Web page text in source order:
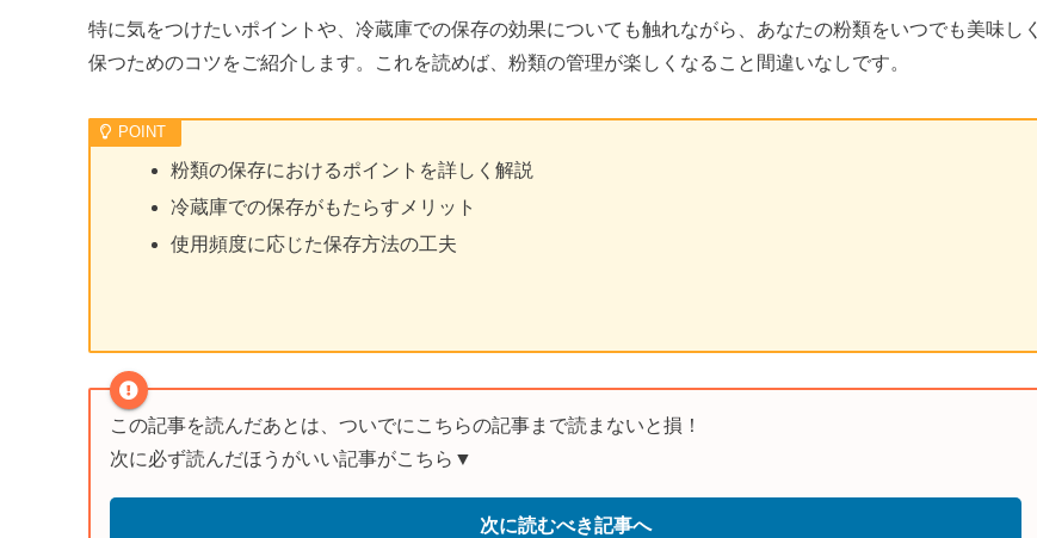
特に気をつけたいポイントや、冷蔵庫での保存の効果についても触れながら、あなたの粉類をいつでも美味しく
保つためのコツをご紹介します。これを読めば、粉類の管理が楽しくなること間違いなしです。
粉類の保存におけるポイントを詳しく解説
冷蔵庫での保存がもたらすメリット
使用頻度に応じた保存方法の工夫
この記事を読んだあとは、ついでにこちらの記事まで読まないと損！
次に必ず読んだほうがいい記事がこちら▼
次に読むべき記事へ